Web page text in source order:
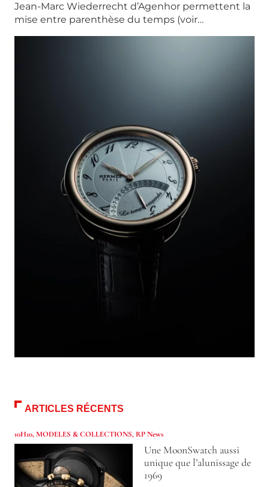
Jean-Marc Wiederrecht d’Agenhor permettent la
mise entre parenthèse du temps (voir…
ARTICLES RÉCENTS
10H10,MODELES & COLLECTIONS, RP News
Une MoonSwatch aussi
unique que l’alunissage de
1969